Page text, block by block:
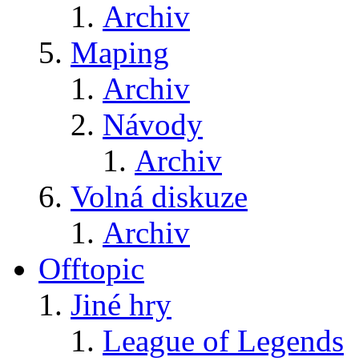
Archiv
Maping
Archiv
Návody
Archiv
Volná diskuze
Archiv
Offtopic
Jiné hry
League of Legends